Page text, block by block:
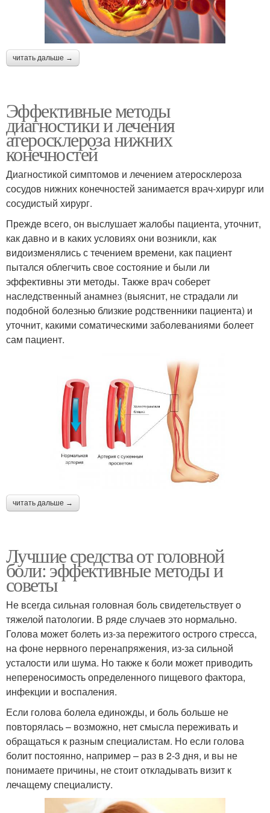
читать дальше →
Эффективные методы
диагностики и лечения
атеросклероза нижних
конечностей
Диагностикой симптомов и лечением атеросклероза
сосудов нижних конечностей занимается врач-хирург или
сосудистый хирург.
Прежде всего, он выслушает жалобы пациента, уточнит,
как давно и в каких условиях они возникли, как
видоизменялись с течением времени, как пациент
пытался облегчить свое состояние и были ли
эффективны эти методы. Также врач соберет
наследственный анамнез (выяснит, не страдали ли
подобной болезнью близкие родственники пациента) и
уточнит, какими соматическими заболеваниями болеет
сам пациент.
читать дальше →
Лучшие средства от головной
боли: эффективные методы и
советы
Не всегда сильная головная боль свидетельствует о
тяжелой патологии. В ряде случаев это нормально.
Голова может болеть из-за пережитого острого стресса,
на фоне нервного перенапряжения, из-за сильной
усталости или шума. Но также к боли может приводить
непереносимость определенного пищевого фактора,
инфекции и воспаления.
Если голова болела единожды, и боль больше не
повторялась – возможно, нет смысла переживать и
обращаться к разным специалистам. Но если голова
болит постоянно, например – раз в 2-3 дня, и вы не
понимаете причины, не стоит откладывать визит к
лечащему специалисту.